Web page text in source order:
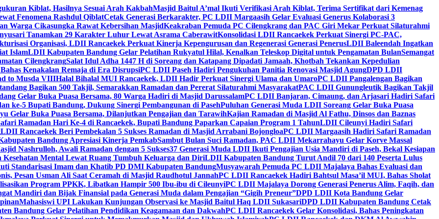
Kiblat, Hasilnya Sesuai Arah KakbahMasjid Baitul A’mal Ikuti Verifikasi Arah Kiblat, Terima Sertifikat dari Kemenag
Fenomena Rashdul QiblatCetak Generasi Berkarakter, PC LDII Margaasih Gelar Evaluasi Generus Kolaborasi 3
Warga Cikasungka Rawat Kebersihan MasjidKeakraban Pemuda PC Cilengkrang dan PAC Giri Mekar Perkuat Silaturahmi
Tanamkan 29 Karakter Luhur Lewat Asrama CaberawitKonsolidasi LDII Rancaekek Perkuat Sinergi PC-PAC,
Organisasi, LDII Rancaekek Perkuat Kinerja Kepengurusan dan Regenerasi Generasi PenerusLDII Baleendah Ingatkan
IslamLDII Kabupaten Bandung Gelar Pelatihan Rukyatul Hilal, Kenalkan Teleskop Digital untuk Pengamatan BulanSemangat
CilengkrangSalat Idul Adha 1447 H di Soreang dan Katapang Dipadati Jamaah, Khotbah Tekankan Kepedulian
Kenakalan Remaja di Era DisrupsiPC LDII Paseh Hadiri Pengukuhan Panitia Renovasi Masjid AgungDPD LDII
to Musda VIIIHalal Bihalal MUI Rancaekek, LDII Hadir Perkuat Sinergi Ulama dan UmaroPC LDII Pangalengan Bagikan
Bagikan 500 Takjil, Semarakkan Ramadan dan Pererat Silaturahmi MasyarakatPAC LDII Gunungleutik Bagikan Takjil
Gelar Buka Puasa Bersama, 80 Warga Hadiri di Masjid DarussalamPC LDII Banjaran, Cimaung, dan Arjasari Hadiri Safari
ke-5 Bupati Bandung, Dukung Sinergi Pembangunan di PasehPuluhan Generasi Muda LDII Soreang Gelar Buka Puasa
Gelar Buka Puasa Bersama, Dilanjutkan Pengajian dan TarawihKajian Ramadan di Masjid Al Fathu, Dinsos dan Baznas
Ramadan Hari Ke-4 di Rancaekek, Bupati Bandung Paparkan Capaian Program 1 TahunLDII Cileunyi Hadiri Safari
LDII Rancaekek Beri Pembekalan 5 Sukses Ramadan di Masjid Arrabani BojongloaPC LDII Margaasih Hadiri Safari Ramadan
Bandung Apresiasi Kinerja PemkabSambut Bulan Suci Ramadan, PAC LDII Mekarrahayu Gelar Korve Massal
Nashrulloh, Awali Ramadan dengan 5 Sukses37 Generasi Muda LDII Ikuti Pengajian Usia Mandiri di Paseh, Bekal Kesiapan
Mental Lewat Ruang Tumbuh Keluarga dan DiriLDII Kabupaten Bandung Turut Andil 70 dari 140 Peserta Lulus
Standarisasi Imam dan Khatib PD DMI Kabupaten BandungMusyawarah Pemuda PC LDII Majalaya Bahas Evaluasi dan
Pesan Usman Ali Saat Ceramah di Masjid Raudhotul JannahPC LDII Rancaekek Hadiri Bahtsul Masa’il MUI, Bahas Sholat
Program PPKK, Libatkan Hampir 500 Ibu-ibu di CileunyiPC LDII Majalaya Dorong Generasi Penerus Alim, Faqih, dan
Mandiri dan Bijak Finansial pada Generasi Muda dalam Pengajian “Gigih Preneur”DPD LDII Kota Bandung Gelar
Mahasiswi UPI Lakukan Kunjungan Observasi ke Masjid Baitul Haq LDII SukasariDPD LDII Kabupaten Bandung Cetak
Bandung Gelar Pelatihan Pendidikan Keagamaan dan DakwahPC LDII Rancaekek Gelar Konsolidasi, Bahas Peningkatan